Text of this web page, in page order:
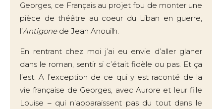
Georges, ce Français au projet fou de monter une
pièce de théâtre au coeur du Liban en guerre,
l’Antigone de Jean Anouilh.
En rentrant chez moi j’ai eu envie d’aller glaner
dans le roman, sentir si c’était fidèle ou pas. Et ça
l’est. A l’exception de ce qui y est raconté de la
vie française de Georges, avec Aurore et leur fille
Louise – qui n’apparaissent pas du tout dans le